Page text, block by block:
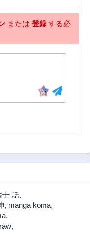
または 登録する必
士 話,
, manga koma,
,
,